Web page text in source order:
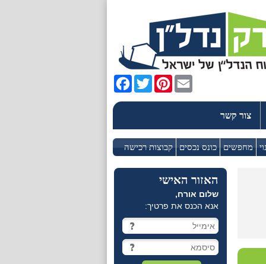
FacebookTwitterPinterestEmail
צור קשר
מחפשים כונס נכסים קבוצות רכישה
האזור האישי
שלום אורח,
אנא הכנס את פרטיך: